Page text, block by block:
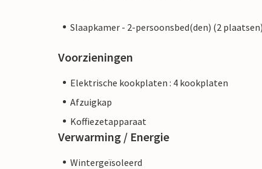
Slaapkamer - 2-persoonsbed(den) (2 plaatsen)
Voorzieningen
Elektrische kookplaten : 4 kookplaten
Afzuigkap
Koffiezetapparaat
Verwarming / Energie
Wintergeïsoleerd